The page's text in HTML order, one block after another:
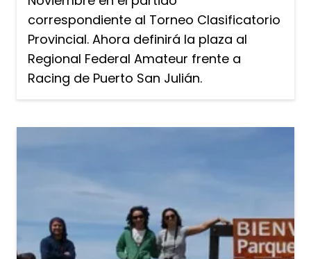
correspondiente al Torneo Clasificatorio
Provincial. Ahora definirá la plaza al
Regional Federal Amateur frente a
Racing de Puerto San Julián.